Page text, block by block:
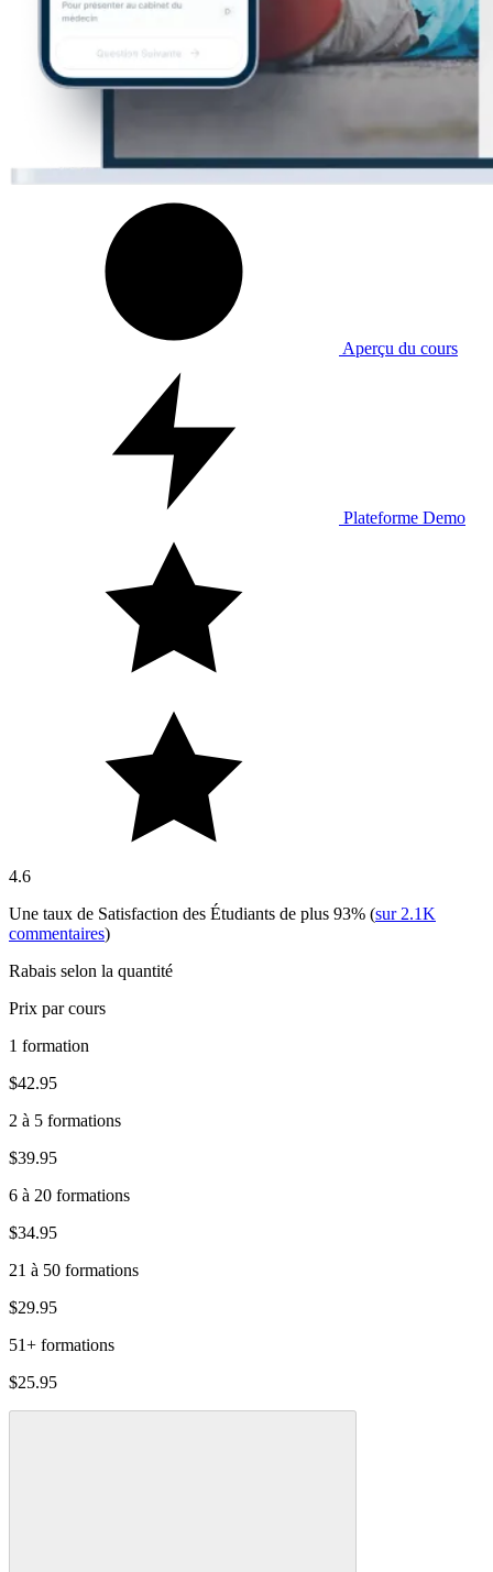
Aperçu du cours
Plateforme Demo
4.6
Une taux de Satisfaction des Étudiants de plus 93% (sur 2.1K
commentaires)
Rabais selon la quantité
Prix par cours
1 formation
$42.95
2 à 5 formations
$39.95
6 à 20 formations
$34.95
21 à 50 formations
$29.95
51+ formations
$25.95